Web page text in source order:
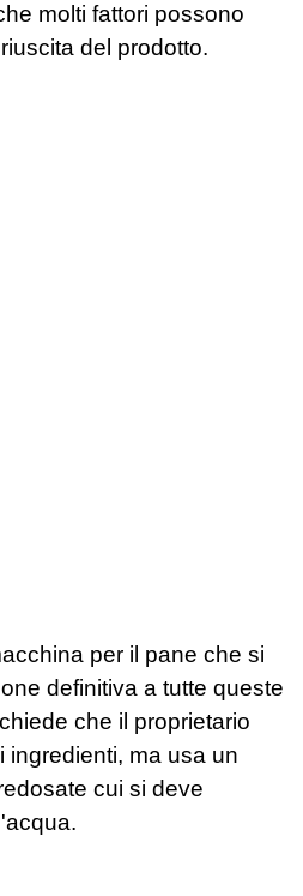
molti fattori possono
del prodotto.
per il pane che si
definitiva a tutte queste
che il proprietario
ingredienti, ma usa un
cui si deve